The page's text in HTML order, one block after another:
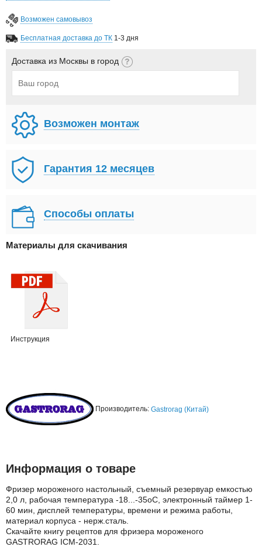
Возможен самовывоз
Бесплатная доставка до ТК 1-3 дня
Доставка из Москвы в город
Возможен монтаж
Гарантия 12 месяцев
Способы оплаты
Материалы для скачивания
Инструкция
Производитель: Gastrorag (Китай)
Информация о товаре
Фризер мороженого настольный, съемный резервуар емкостью
2,0 л, рабочая температура -18...-35оС, электронный таймер 1-
60 мин, дисплей температуры, времени и режима работы,
материал корпуса - нерж.сталь.
Скачайте книгу рецептов для фризера мороженого
GASTRORAG ICM-2031.